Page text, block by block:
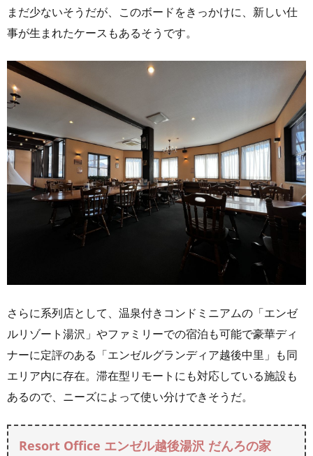
まだ少ないそうだが、このボードをきっかけに、新しい仕
事が生まれたケースもあるそうです。
さらに系列店として、温泉付きコンドミニアムの「エンゼ
ルリゾート湯沢」やファミリーでの宿泊も可能で豪華ディ
ナーに定評のある「エンゼルグランディア越後中里」も同
エリア内に存在。滞在型リモートにも対応している施設も
あるので、ニーズによって使い分けできそうだ。
Resort Office エンゼル越後湯沢 だんろの家